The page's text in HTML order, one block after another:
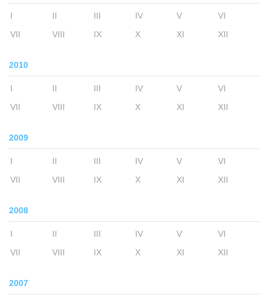
I II III IV V
VI
VII
VIII IX X XI XII
2010
I II III IV V
VI
VII
VIII IX X XI XII
2009
I II III IV V
VI
VII
VIII IX X XI XII
2008
I II III IV V
VI
VII
VIII IX X XI XII
2007